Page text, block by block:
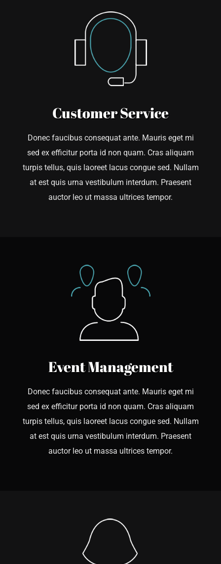
Customer Service
Donec faucibus consequat ante. Mauris eget mi
sed ex efficitur porta id non quam. Cras aliquam
turpis tellus, quis laoreet lacus congue sed. Nullam
at est quis urna vestibulum interdum. Praesent
auctor leo ut massa ultrices tempor.
Event Management
Donec faucibus consequat ante. Mauris eget mi
sed ex efficitur porta id non quam. Cras aliquam
turpis tellus, quis laoreet lacus congue sed. Nullam
at est quis urna vestibulum interdum. Praesent
auctor leo ut massa ultrices tempor.